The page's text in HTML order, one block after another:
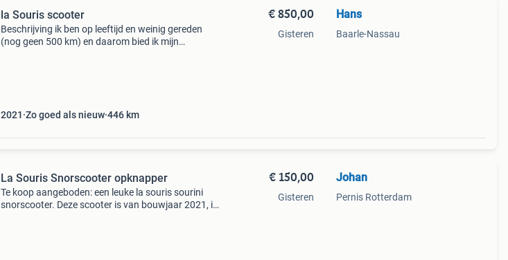
la Souris scooter
Beschrijving ik ben op leeftijd en weinig gereden
(nog geen 500 km) en daarom bied ik mijn
2021 Zo goed als nieuw 446 km
€ 850,00
Gisteren
Hans
Baarle-Nassau
La Souris Snorscooter opknapper
Te koop aangeboden: een leuke la souris sourini
snorscooter. Deze scooter is van bouwjaar 2021, ik
€ 150,00
Gisteren
Johan
Pernis Rotterdam